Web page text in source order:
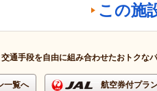
この施
通手段を自由に組み合わせたおトクな
一覧へ 航空券付プラ